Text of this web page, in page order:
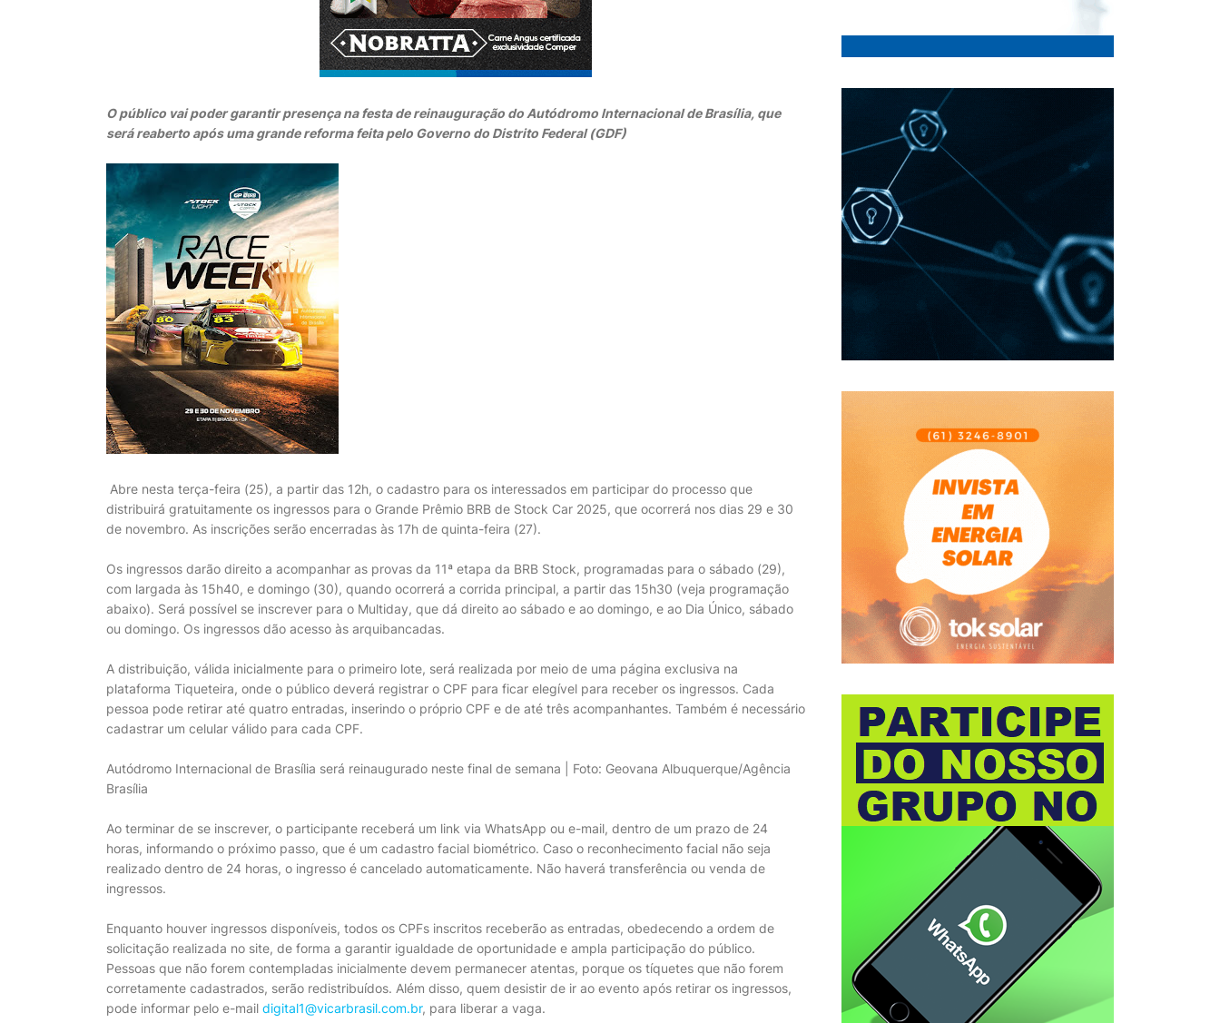
O público vai poder garantir presença na festa de reinauguração do Autódromo Internacional de Brasília, que
será reaberto após uma grande reforma feita pelo Governo do Distrito Federal (GDF)
Abre nesta terça-feira (25), a partir das 12h, o cadastro para os interessados em participar do processo que
distribuirá gratuitamente os ingressos para o Grande Prêmio BRB de Stock Car 2025, que ocorrerá nos dias 29 e 30
de novembro. As inscrições serão encerradas às 17h de quinta-feira (27).
Os ingressos darão direito a acompanhar as provas da 11ª etapa da BRB Stock, programadas para o sábado (29),
com largada às 15h40, e domingo (30), quando ocorrerá a corrida principal, a partir das 15h30 (veja programação
abaixo). Será possível se inscrever para o Multiday, que dá direito ao sábado e ao domingo, e ao Dia Único, sábado
ou domingo. Os ingressos dão acesso às arquibancadas.
A distribuição, válida inicialmente para o primeiro lote, será realizada por meio de uma página exclusiva na
plataforma Tiqueteira, onde o público deverá registrar o CPF para ficar elegível para receber os ingressos. Cada
pessoa pode retirar até quatro entradas, inserindo o próprio CPF e de até três acompanhantes. Também é necessário
cadastrar um celular válido para cada CPF.
Autódromo Internacional de Brasília será reinaugurado neste final de semana | Foto: Geovana Albuquerque/Agência
Brasília
Ao terminar de se inscrever, o participante receberá um link via WhatsApp ou e-mail, dentro de um prazo de 24
horas, informando o próximo passo, que é um cadastro facial biométrico. Caso o reconhecimento facial não seja
realizado dentro de 24 horas, o ingresso é cancelado automaticamente. Não haverá transferência ou venda de
ingressos.
Enquanto houver ingressos disponíveis, todos os CPFs inscritos receberão as entradas, obedecendo a ordem de
solicitação realizada no site, de forma a garantir igualdade de oportunidade e ampla participação do público.
Pessoas que não forem contempladas inicialmente devem permanecer atentas, porque os tíquetes que não forem
corretamente cadastrados, serão redistribuídos. Além disso, quem desistir de ir ao evento após retirar os ingressos,
pode informar pelo e-mail digital1@vicarbrasil.com.br, para liberar a vaga.